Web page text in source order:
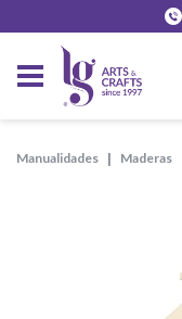
manualidades maderas